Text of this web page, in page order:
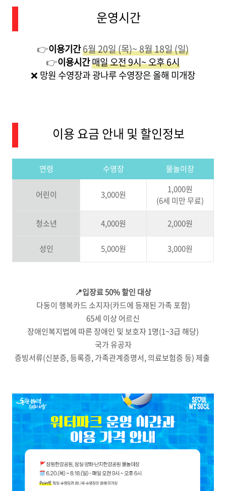
운영시간
👉이용기간6월 20일 (목)~ 8월 18일 (일)
👉이용시간매일 오전 9시~ 오후 6시
❌ 망원 수영장과 광나루 수영장은 올해 미개장
이용 요금 안내 및 할인정보
연령 수영장 물놀이장
어린이 3,000원
1,000원
(6세 미만 무료)
청소년 4,000원 2,000원
성인 5,000원 3,000원
📍입장료 50% 할인 대상
다둥이 행복카드 소지자(카드에 등재된 가족 포함)
65세 이상 어르신
장애인복지법에 따른 장애인 및 보호자 1명(1~3급 해당)
국가 유공자
증빙서류(신분증, 등록증, 가족관계증명서, 의료보험증 등) 제출 ​